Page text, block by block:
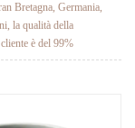
Bretagna, Germania,
la qualità della
è del 99%